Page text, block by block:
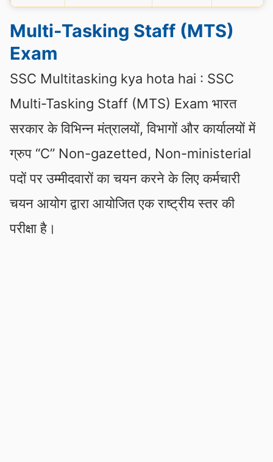
Multi-Tasking Staff (MTS)
Exam
SSC Multitasking kya hota hai : SSC
Multi-Tasking Staff (MTS) Exam भारत
सरकार के विभिन्न मंत्रालयों, विभागों और कार्यालयों में
ग्रुप “C” Non-gazetted, Non-ministerial
पदों पर उम्मीदवारों का चयन करने के लिए कर्मचारी
चयन आयोग द्वारा आयोजित एक राष्ट्रीय स्तर की
परीक्षा है।